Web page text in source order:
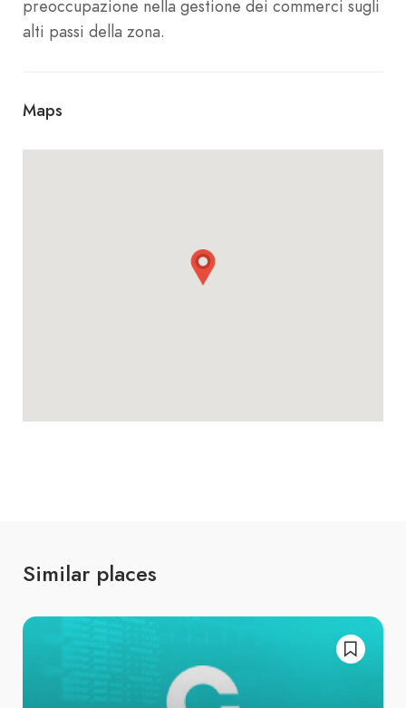
preoccupazione nella gestione dei commerci sugli
alti passi della zona.
Maps
Similar places